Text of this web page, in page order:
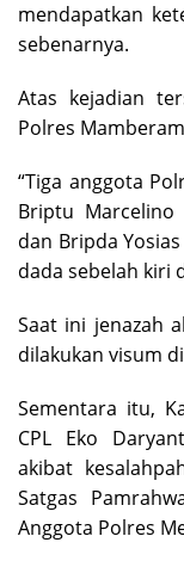
mendapatkan
sebenarnya.
Atas kejadian
Polres
“Tiga anggota
Briptu Marcelino
dan Bripda
dada sebelah kiri
Saat ini jenazah
dilakukan visum
Sementara itu,
CPL Eko
akibat
Satgas
Anggota Polres